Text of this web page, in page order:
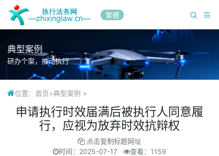
繁體
典型案例
研办个案，推动执行
位置： 首页>典型案例 >
申请执行时效届满后被执行人同意履
行，应视为放弃时效抗辩权
点击复制标题网址
时间： 2025-07-17 查看：1159